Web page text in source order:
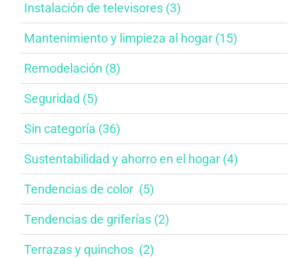
Instalación de televisores​ (3)
Mantenimiento y limpieza al hogar​ (15)
Remodelación​ (8)
Seguridad (5)
Sin categoría (36)
Sustentabilidad y ahorro en el hogar​ (4)
Tendencias de color ​ (5)
Tendencias de griferías​ (2)
Terrazas y quinchos ​ (2)